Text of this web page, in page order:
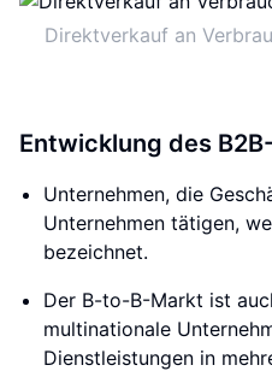
Direktverkauf an
Entwicklung des
Unternehmen, die
Unternehmen tätigen,
bezeichnet.
Der B-to-B-Markt ist
multinationale
Dienstleistungen in